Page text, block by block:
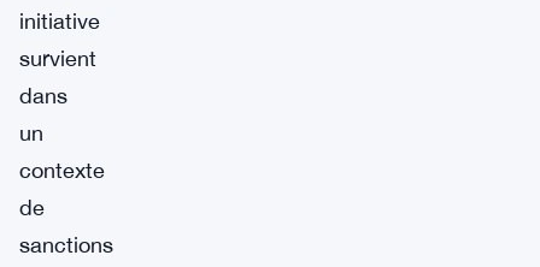
initiative
survient
dans
un
contexte
de
sanctions